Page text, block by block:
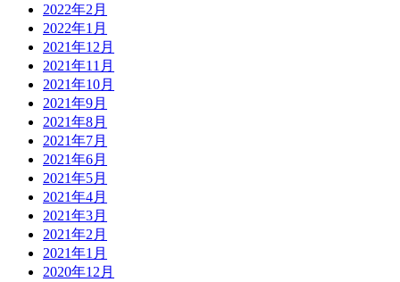
2022年2月
2022年1月
2021年12月
2021年11月
2021年10月
2021年9月
2021年8月
2021年7月
2021年6月
2021年5月
2021年4月
2021年3月
2021年2月
2021年1月
2020年12月